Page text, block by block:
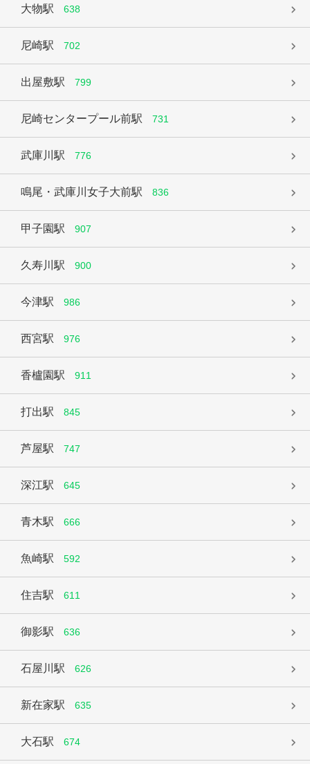
大物駅 638
尼崎駅 702
出屋敷駅 799
尼崎センタープール前駅 731
武庫川駅 776
鳴尾・武庫川女子大前駅 836
甲子園駅 907
久寿川駅 900
今津駅 986
西宮駅 976
香櫨園駅 911
打出駅 845
芦屋駅 747
深江駅 645
青木駅 666
魚崎駅 592
住吉駅 611
御影駅 636
石屋川駅 626
新在家駅 635
大石駅 674